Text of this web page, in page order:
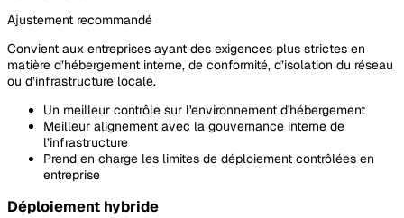
Ajustement recommandé
Convient aux entreprises ayant des exigences plus strictes en
matière d’hébergement interne, de conformité, d’isolation du réseau
ou d’infrastructure locale.
Un meilleur contrôle sur l'environnement d'hébergement
Meilleur alignement avec la gouvernance interne de
l’infrastructure
Prend en charge les limites de déploiement contrôlées en
entreprise
Déploiement hybride